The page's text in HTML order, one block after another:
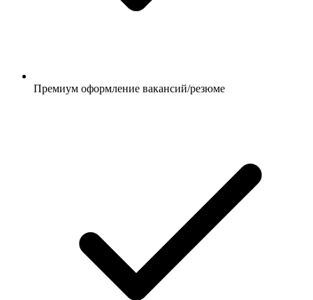
Премиум оформление вакансий/резюме